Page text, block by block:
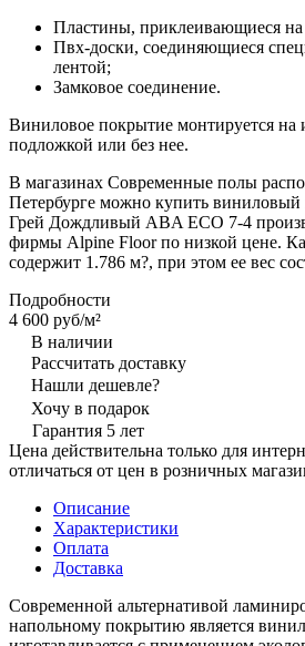
Пластины, приклеивающиеся на
Пвх-доски, соединяющиеся
лентой;
Замковое соединение.
Виниловое покрытие монтируется на
подложкой или без нее.
В магазинах Современные полы
Петербурге можно купить
Грей Дождливый ABA ECO 7-4
фирмы Alpine Floor по низкой цене.
содержит 1.786 м?, при этом ее вес
Подробности
4 600 руб/м²
В наличии
Рассчитать доставку
Нашли дешевле?
Хочу в подарок
Гарантия 5 лет
Цена действительна только для
отличаться от цен в розничных
Описание
Характеристики
Оплата
Доставка
Современной альтернативой
напольному покрытию является